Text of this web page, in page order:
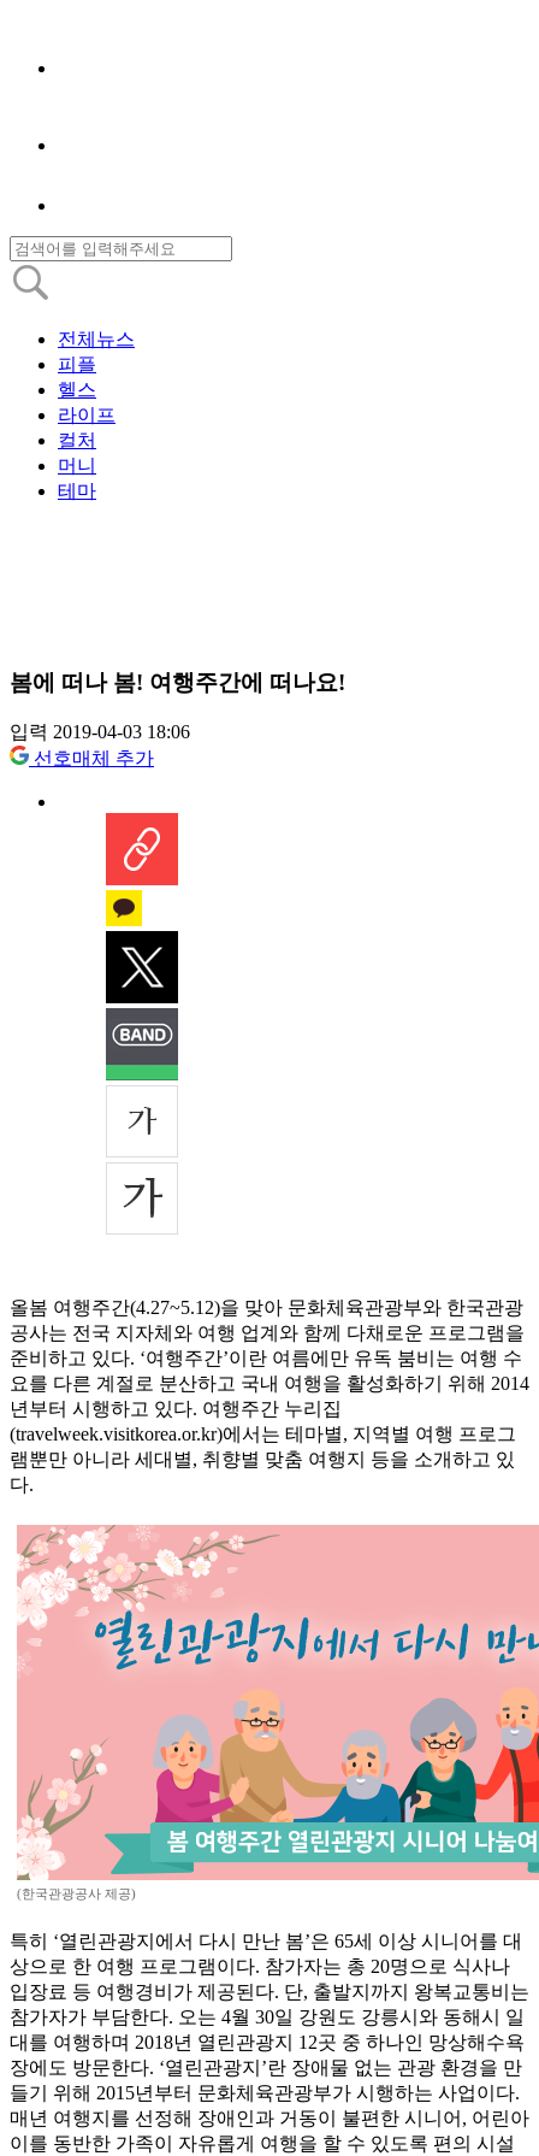
전체뉴스
피플
헬스
라이프
컬처
머니
테마
봄에 떠나 봄! 여행주간에 떠나요!
입력 2019-04-03 18:06
선호매체 추가
올봄 여행주간(4.27~5.12)을 맞아 문화체육관광부와 한국관광
공사는 전국 지자체와 여행 업계와 함께 다채로운 프로그램을
준비하고 있다. ‘여행주간’이란 여름에만 유독 붐비는 여행 수
요를 다른 계절로 분산하고 국내 여행을 활성화하기 위해 2014
년부터 시행하고 있다. 여행주간 누리집
(travelweek.visitkorea.or.kr)에서는 테마별, 지역별 여행 프로그
램뿐만 아니라 세대별, 취향별 맞춤 여행지 등을 소개하고 있
다.
(한국관광공사 제공)
특히 ‘열린관광지에서 다시 만난 봄’은 65세 이상 시니어를 대
상으로 한 여행 프로그램이다. 참가자는 총 20명으로 식사나
입장료 등 여행경비가 제공된다. 단, 출발지까지 왕복교통비는
참가자가 부담한다. 오는 4월 30일 강원도 강릉시와 동해시 일
대를 여행하며 2018년 열린관광지 12곳 중 하나인 망상해수욕
장에도 방문한다. ‘열린관광지’란 장애물 없는 관광 환경을 만
들기 위해 2015년부터 문화체육관광부가 시행하는 사업이다.
매년 여행지를 선정해 장애인과 거동이 불편한 시니어, 어린아
이를 동반한 가족이 자유롭게 여행을 할 수 있도록 편의 시설